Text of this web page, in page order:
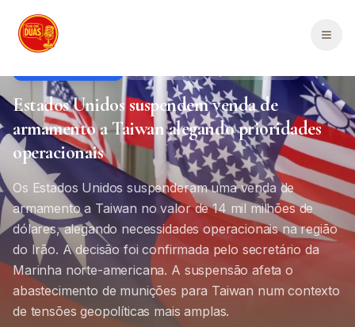
Estados Unidos suspendem venda de
armamento a Taiwan alegando prioridades
operacionais
Os Estados Unidos suspenderam uma venda de
armamento a Taiwan no valor de 14 mil milhões de
dólares, alegando necessidades operacionais na região
do Irão. A decisão foi confirmada pelo secretário da
Marinha norte-americana. A suspensão afeta o
abastecimento de munições para Taiwan num contexto
de tensões geopolíticas mais amplas.